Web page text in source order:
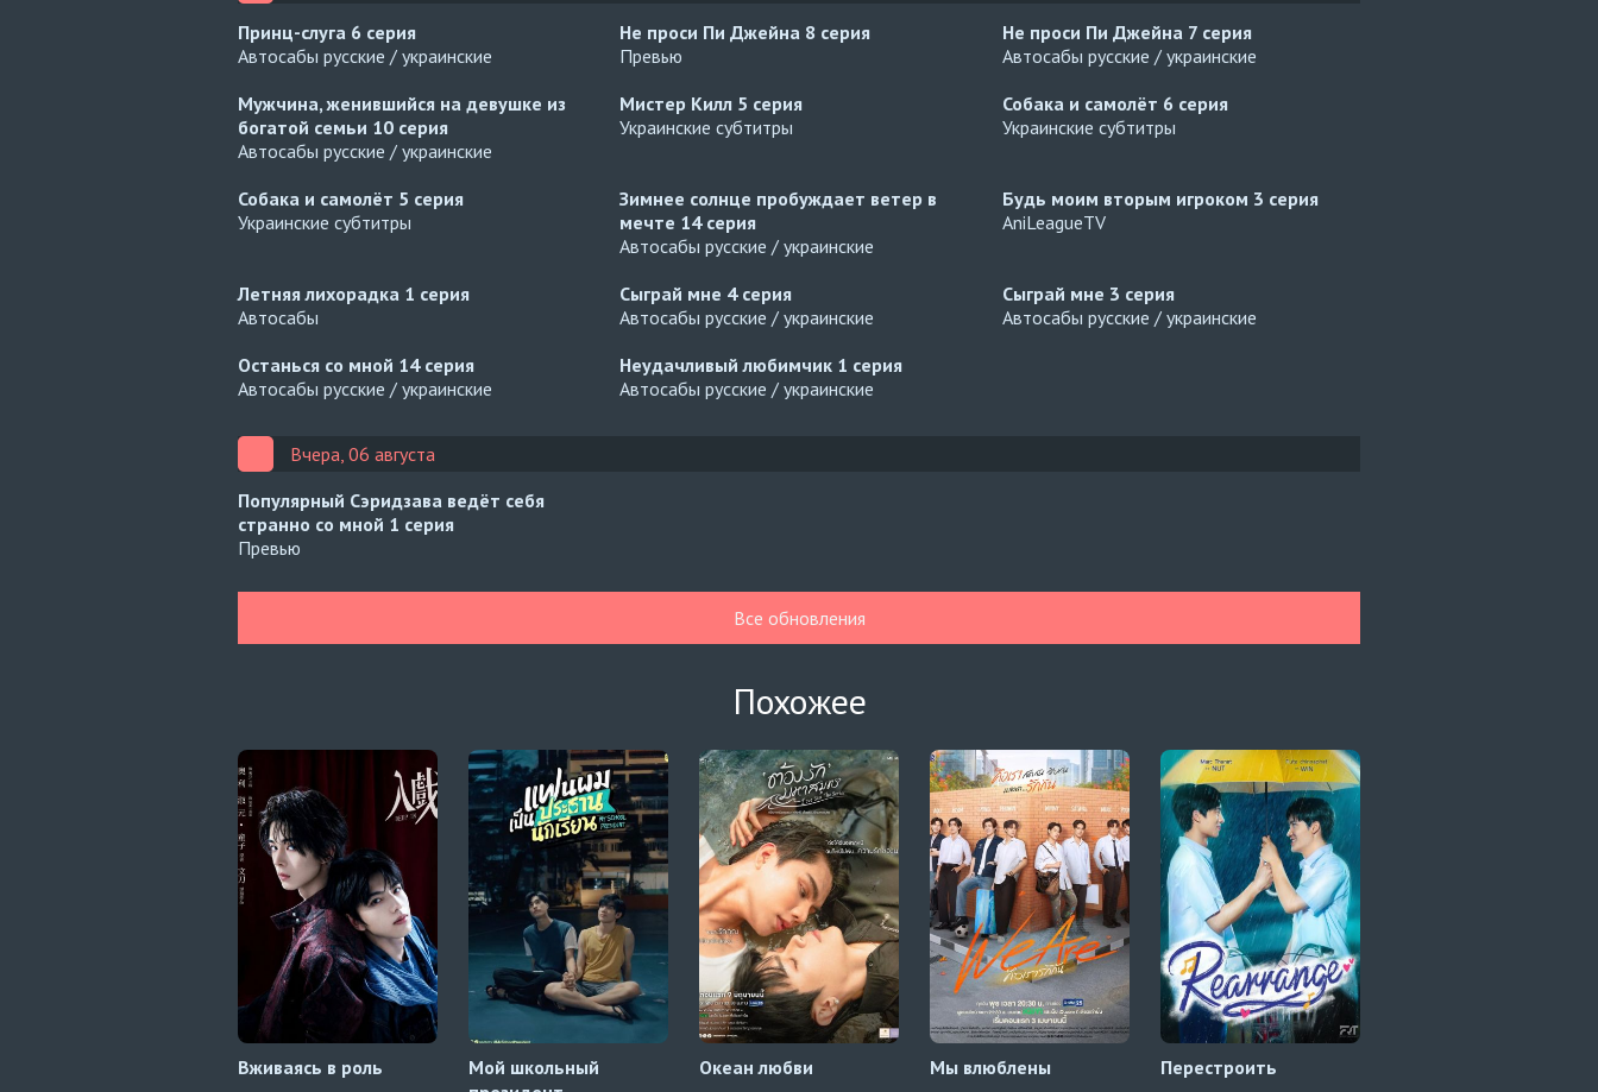
Принц-слуга 6 серия
Автосабы русские / украинские
Не проси Пи Джейна 8 серия
Превью
Не проси Пи Джейна 7 серия
Автосабы русские / украинские
Мужчина, женившийся на девушке из
богатой семьи 10 серия
Автосабы русские / украинские
Мистер Килл 5 серия
Украинские субтитры
Собака и самолёт 6 серия
Украинские субтитры
Собака и самолёт 5 серия
Украинские субтитры
Зимнее солнце пробуждает ветер в
мечте 14 серия
Автосабы русские / украинские
Будь моим вторым игроком 3 серия
AniLeagueTV
Летняя лихорадка 1 серия
Автосабы
Сыграй мне 4 серия
Автосабы русские / украинские
Сыграй мне 3 серия
Автосабы русские / украинские
Останься со мной 14 серия
Автосабы русские / украинские
Неудачливый любимчик 1 серия
Автосабы русские / украинские
Вчера, 06 августа
Популярный Сэридзава ведёт себя
странно со мной 1 серия
Превью
Все обновления
Похожее
Вживаясь в роль
Мой школьный
Океан любви Мы влюблены Перестроить